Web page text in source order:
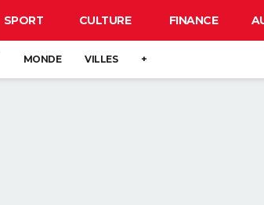
SPORT CULTURE FINANCE
MONDE VILLES +